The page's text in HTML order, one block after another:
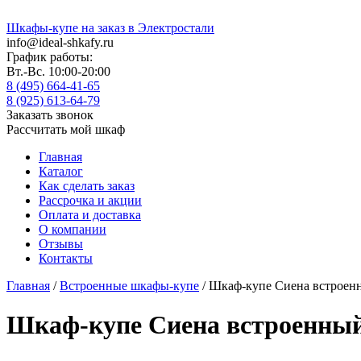
Шкафы-купе на заказ в Электростали
info@ideal-shkafy.ru
График работы:
Вт.-Вс. 10:00-20:00
8 (495) 664-41-65
8 (925) 613-64-79
Заказать звонок
Рассчитать мой шкаф
Главная
Каталог
Как сделать заказ
Рассрочка и акции
Оплата и доставка
О компании
Отзывы
Контакты
Главная /Встроенные шкафы-купе / Шкаф-купе Сиена
Шкаф-купе Сиена